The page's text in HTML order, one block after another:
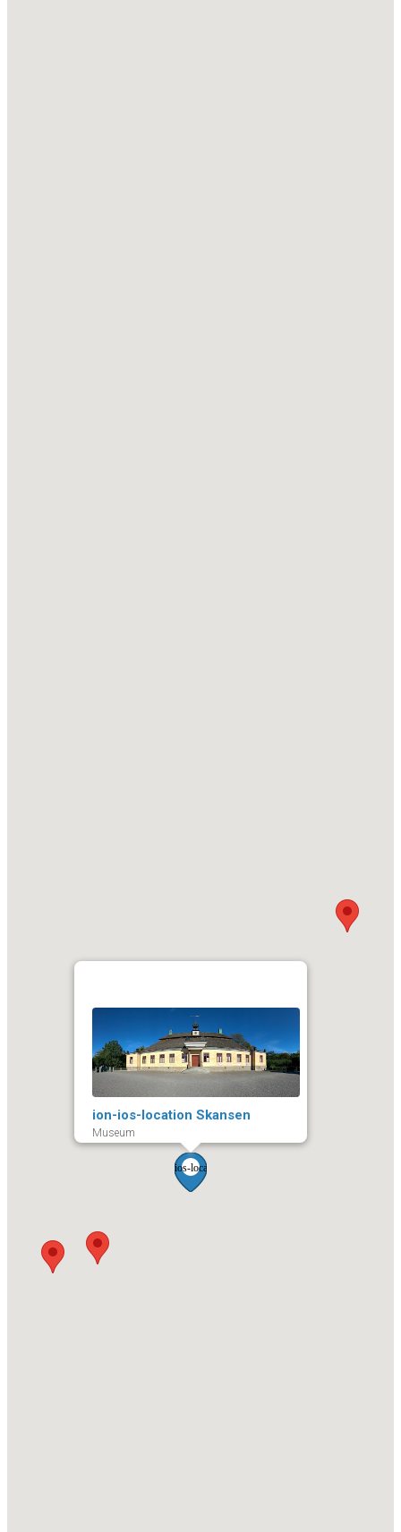
ion-ios-location Skansen
Museum